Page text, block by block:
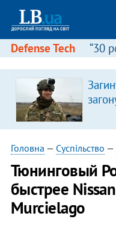
Defense Tech “30
Головна — Суспільство —
Тюнинговый
быстрее
Murcielago